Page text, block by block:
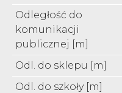
Odległość do
komunikacji
publicznej [m]
Odl. do sklepu [m]
Odl. do szkoły [m]